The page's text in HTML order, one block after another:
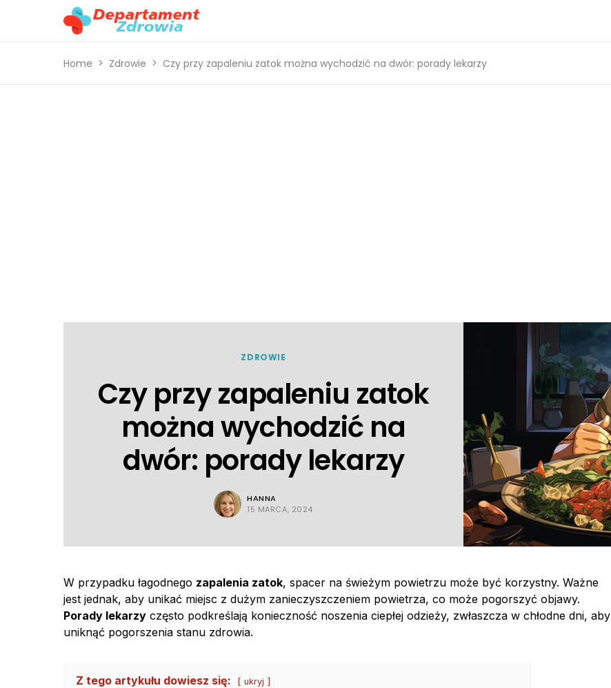
Home Zdrowie Czy przy zapaleniu zatok można wychodzić na dwór: porady lekarzy
ZDROWIE
Czy przy zapaleniu zatok
można wychodzić na
dwór: porady lekarzy
HANNA
15 MARCA, 2024
W przypadku łagodnego zapalenia zatok, spacer na świeżym powietrzu może być korzystny. Ważne
jest jednak, aby unikać miejsc z dużym zanieczyszczeniem powietrza, co może pogorszyć objawy.
Porady lekarzy często podkreślają konieczność noszenia ciepłej odzieży, zwłaszcza w chłodne dni, aby
uniknąć pogorszenia stanu zdrowia.
Z tego artykułu dowiesz się: ukryj